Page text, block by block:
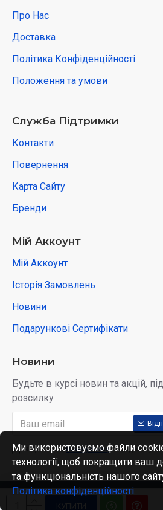
КУПИТИ
Про Нас
Доставка
Політика Конфіденційності
Положення та умови
Служба Підтримки
Контакти
Повернення
Карта Сайту
Бренди
Мій Аккоунт
Мій Аккоунт
Історія Замовлень
Новини
Подарункові Сертифікати
Новини
Будьте в курсі новин та акцій,
розсилку
Я прочитав Privacy Policy і згоден з
Copyright © 2022, Kidobo, All
Ми використовуємо файли cookie
технології, щоб покращити ваш
та функціональність нашого
Політика конфіденційності.